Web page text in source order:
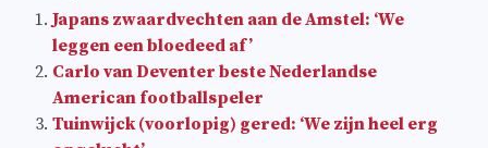
Japans zwaardvechten aan de Amstel: ‘We
leggen een bloedeed af’
Carlo van Deventer beste Nederlandse
American footballspeler
Tuinwijck (voorlopig) gered: ‘We zijn heel erg